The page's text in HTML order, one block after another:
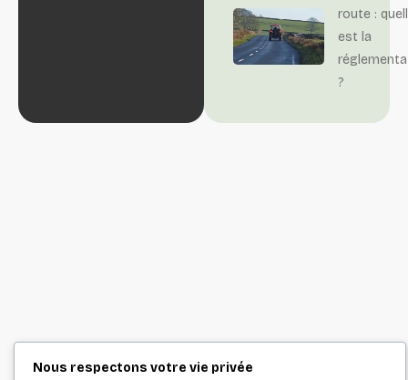
route :
est la
?
Nous respectons votre vie privée